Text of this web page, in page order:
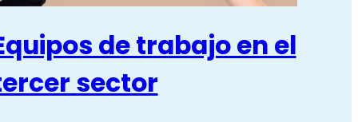
de trabajo en el
sector